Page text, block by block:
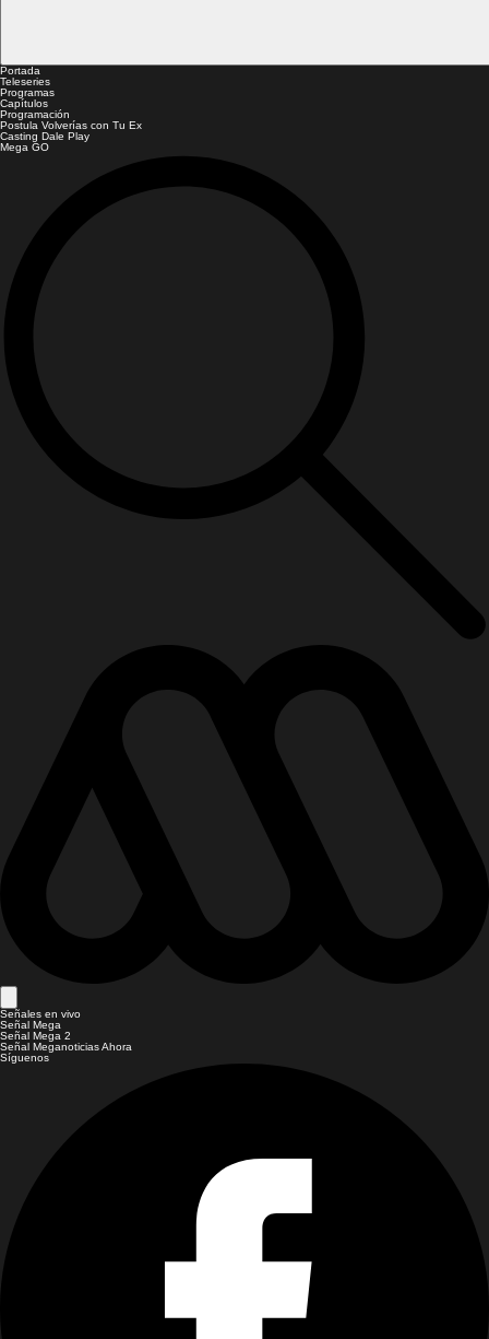
Portada
Teleseries
Programas
Capítulos
Programación
Postula Volverías con Tu Ex
Casting Dale Play
Mega GO
Señales en vivo
Señal Mega
Señal Mega 2
Señal Meganoticias Ahora
Síguenos